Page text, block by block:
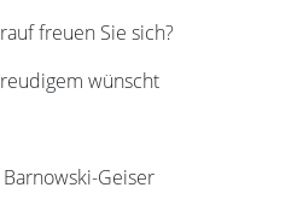
freuen Sie sich?
wünscht
Geiser